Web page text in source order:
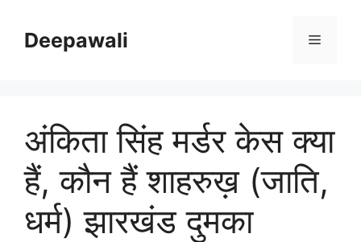
contentDeepawali Menu
अंकिता सिंह मर्डर केस क्या
हैं, कौन हैं शाहरुख़ (जाति,
धर्म) झारखंड दुमका